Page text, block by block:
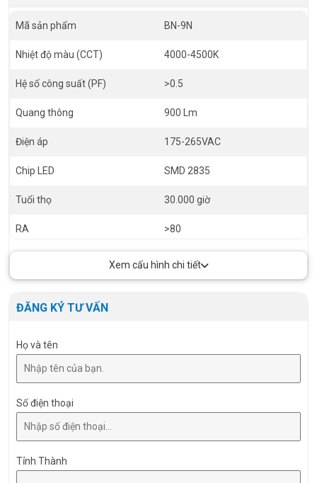
Mã sản phẩm BN-9N
Nhiệt độ màu (CCT) 4000-4500K
Hệ số công suất (PF) >0.5
Quang thông 900 Lm
Điện áp 175-265VAC
Chip LED SMD 2835
Tuổi thọ 30.000 giờ
RA >80
300x74x24 mm
Xem cấu hình chi tiết
ĐĂNG KÝ TƯ VẤN
Họ và tên
Số điện thoại
Tỉnh Thành